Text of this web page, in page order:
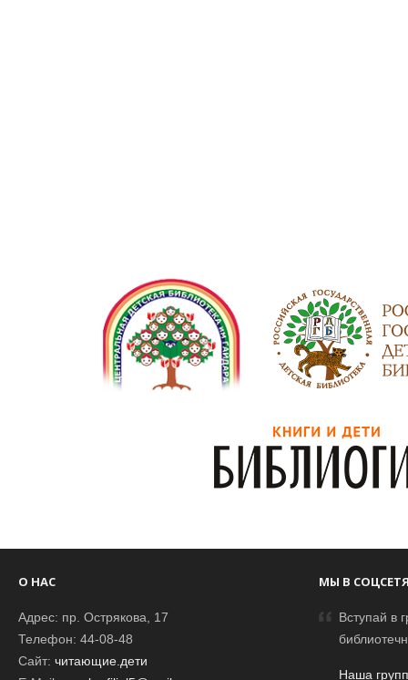
О НАС
Адрес: пр. Острякова, 17
Телефон: 44-08-48
Сайт: читающие.дети
МЫ В
Вступай в
Наша